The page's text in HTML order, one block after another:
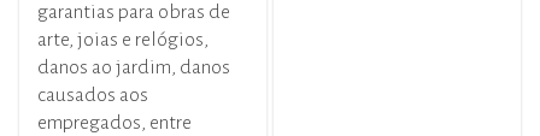
garantias para obras de
arte, joias e relógios,
danos ao jardim, danos
causados aos
empregados, entre